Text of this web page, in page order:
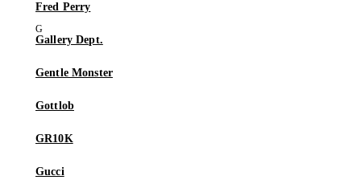
Fred Perry
Gallery Dept.
Gentle Monster
Gottlob
GR10K
Gucci